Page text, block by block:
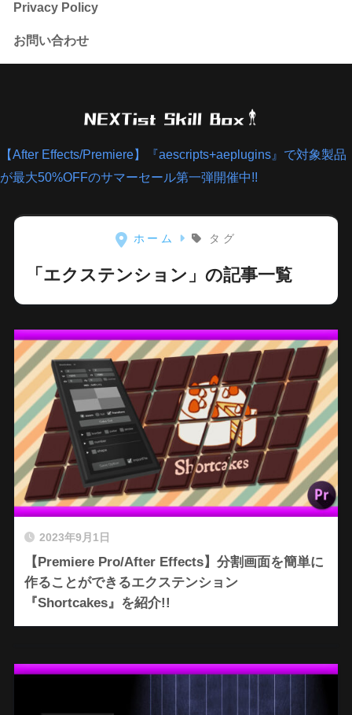
Privacy Policy
お問い合わせ
【After Effects/Premiere】『aescripts+aeplugins』で対象製品
が最大50%OFFのサマーセール第一弾開催中!!
ホーム タグ
「エクステンション」の記事一覧
2023年9月1日
【Premiere Pro/After Effects】分割画面を簡単に
作ることができるエクステンション
『Shortcakes』を紹介!!